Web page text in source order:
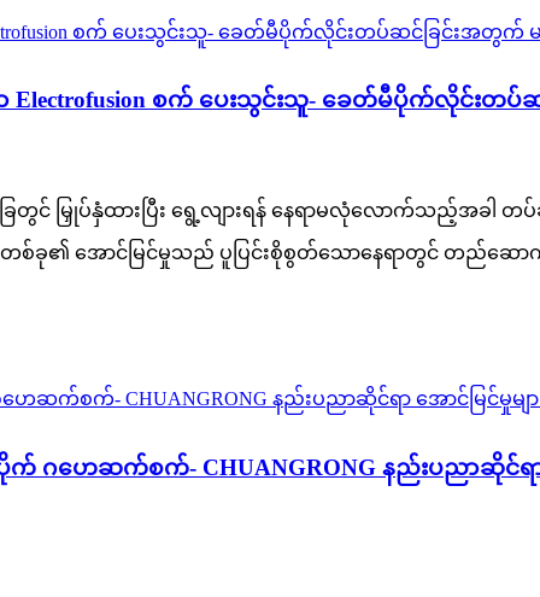
စက် ပေးသွင်းသူ- ခေတ်မီပိုက်လိုင်းတပ်ဆ
ခြေတွင် မြှုပ်နှံထားပြီး ရွေ့လျားရန် နေရာမလုံလောက်သည့်
ခု၏ အောင်မြင်မှုသည် ပူပြင်းစိုစွတ်သောနေရာတွင် တည်ဆော
ေဆက်စက်- CHUANGRONG နည်းပညာဆိုင်ရာ အ